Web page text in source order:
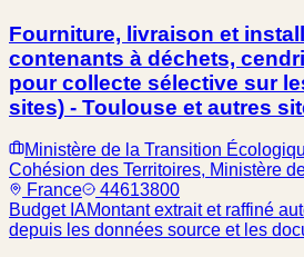
Fourniture, livraison et
contenants à déchets,
pour collecte sélective sur
sites) - Toulouse et autres
Ministère de la Transition
Cohésion des Territoires, Ministère
France
44613800
Budget IAMontant extrait et raffiné
depuis les données source et les